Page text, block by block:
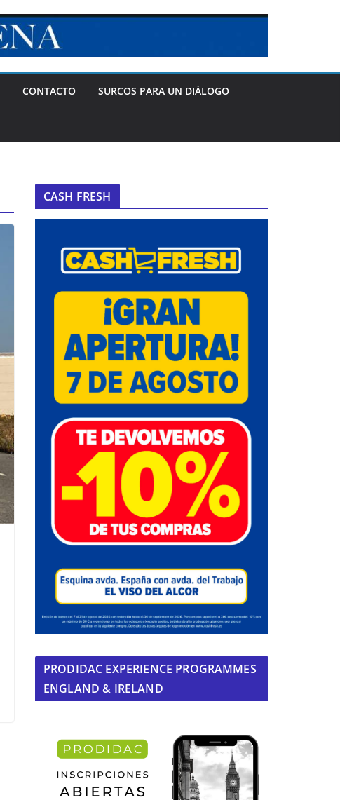
CONTACTO SURCOS PARA UN DIÁLOGO
CASH FRESH
PRODIDAC EXPERIENCE PROGRAMMES
ENGLAND & IRELAND